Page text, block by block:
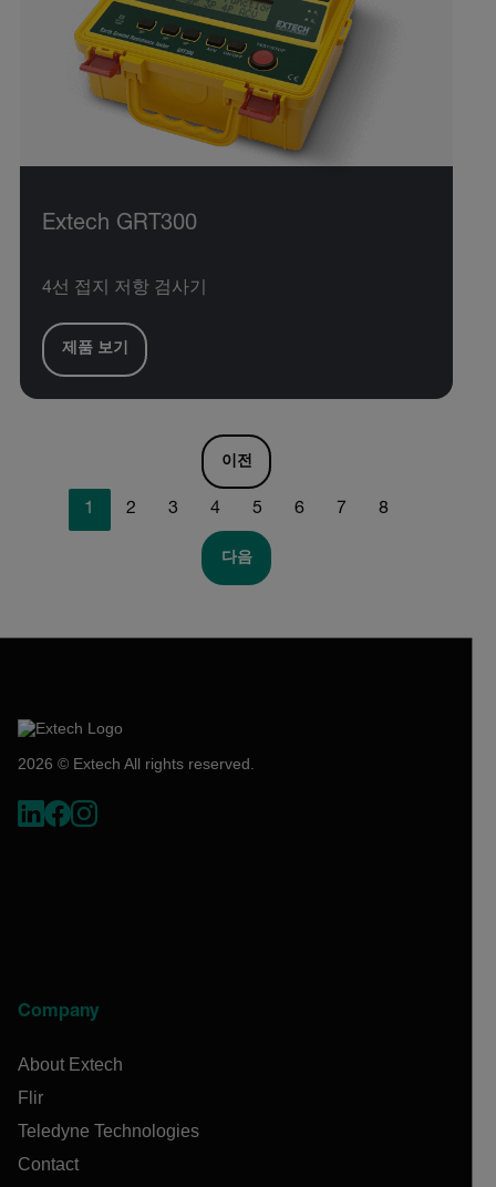
Extech GRT300
4선 접지 저항 검사기
제품 보기
이전
1 2 3 4 5 6 7 8
다음
2026 © Extech All rights reserved.
Company
About Extech
Flir
Teledyne Technologies
Contact